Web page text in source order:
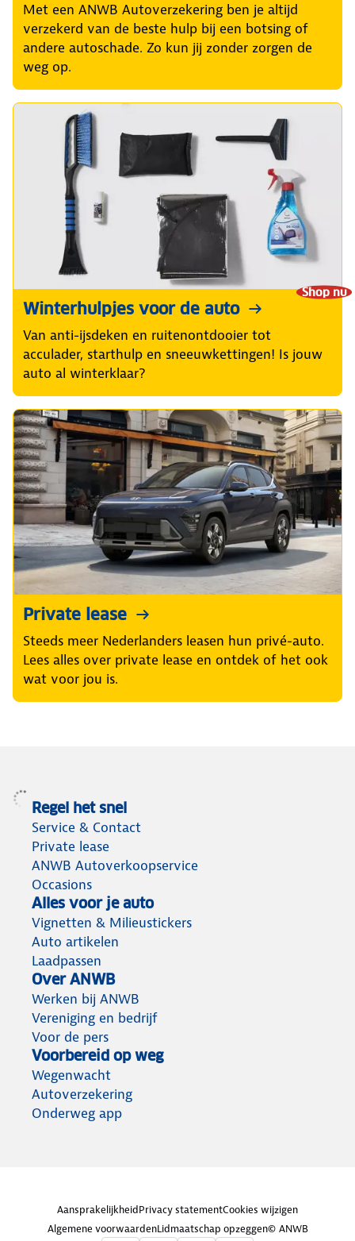
Met een ANWB Autoverzekering ben je altijd
verzekerd van de beste hulp bij een botsing of
andere autoschade. Zo kun jij zonder zorgen de
weg op.
Shop nu
Winterhulpjes voor de auto
Van anti-ijsdeken en ruitenontdooier tot
acculader, starthulp en sneeuwkettingen! Is jouw
auto al winterklaar?
Private lease
Steeds meer Nederlanders leasen hun privé-auto.
Lees alles over private lease en ontdek of het ook
wat voor jou is.
Regel het snel
Service & Contact
Private lease
ANWB Autoverkoopservice
Occasions
Alles voor je auto
Vignetten & Milieustickers
Auto artikelen
Laadpassen
Over ANWB
Werken bij ANWB
Vereniging en bedrijf
Voor de pers
Voorbereid op weg
Wegenwacht
Autoverzekering
Onderweg app
AansprakelijkheidPrivacy statementCookies wijzigen
Algemene voorwaardenLidmaatschap opzeggen© ANWB